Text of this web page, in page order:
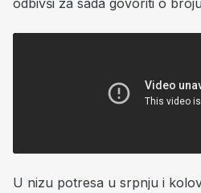
odbivši za sada govoriti o
U nizu potresa u srpnju i